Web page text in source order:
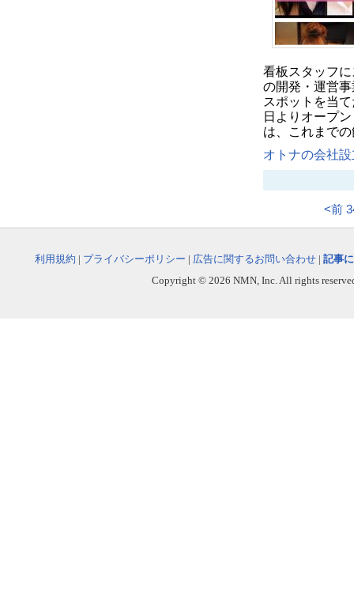
看板スタッフ
の開発・運営
スポットを当
日よりオープ
は、これまで
オトナの会社
<前
利用規約 | プライバシーポリシー | 広告に関するお問い合わせ | 記事
Copyright © 2026 NMN, Inc. All rights